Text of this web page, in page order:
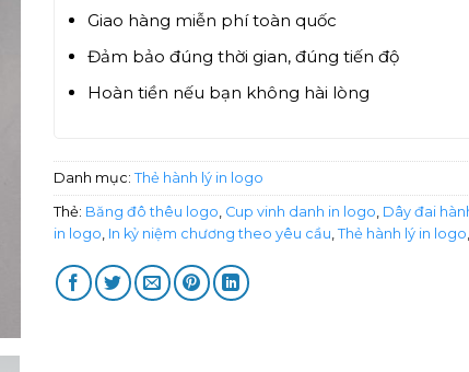
Giao hàng miễn phí toàn quốc
Đảm bảo đúng thời gian, đúng tiến độ
Hoàn tiền nếu bạn không hài lòng
Danh mục: Thẻ hành lý in logo
Thẻ: Băng đô thêu logo, Cup vinh danh in logo, Dây đai
in logo, In kỷ niệm chương theo yêu cầu, Thẻ hành lý in logo,